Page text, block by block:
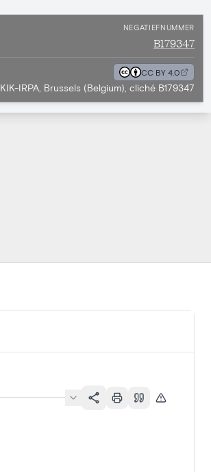
NEGATIEFNUMMER
B179347
CC BY 4.0
KIK-IRPA, Brussels (Belgium), cliché B179347